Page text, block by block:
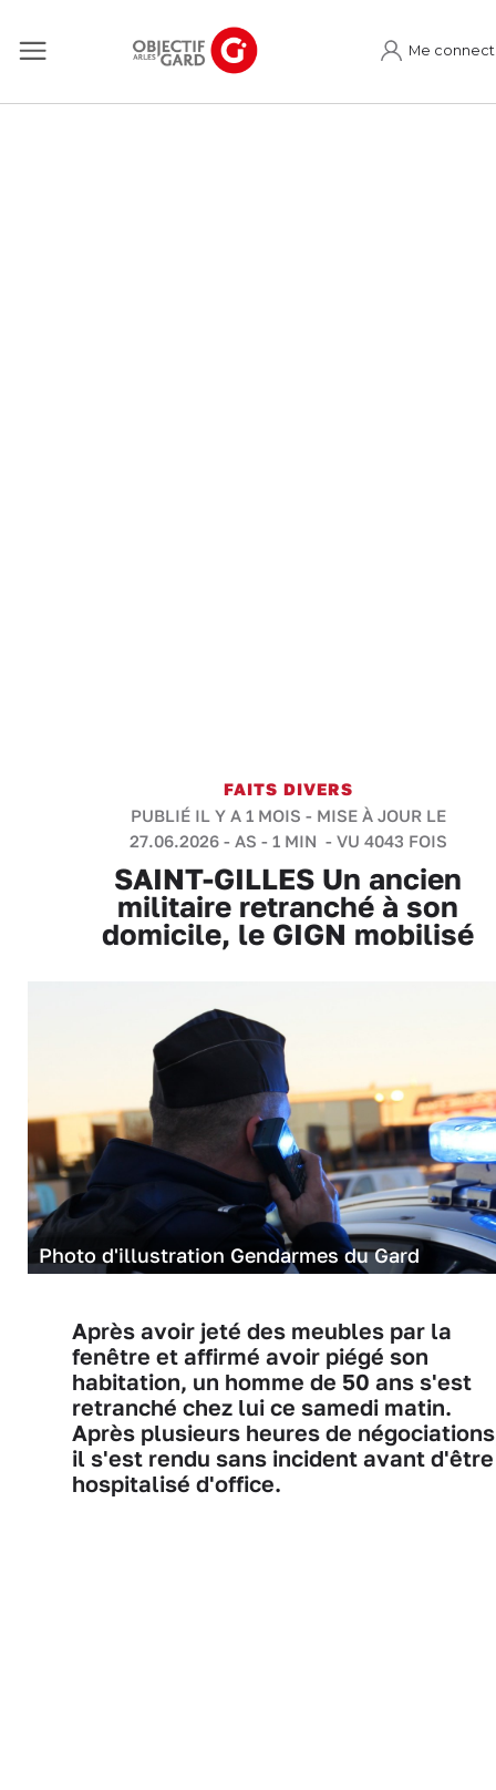
Me
FAITS DIVERS
PUBLIÉ IL Y A 1 MOIS - MISE À JOUR LE
27.06.2026 - AS - 1 MIN - VU 4043 FOIS
SAINT-GILLES Un ancien
militaire retranché à son
domicile, le GIGN mobilisé
Photo d'illustration Gendarmes du Gard
Après avoir jeté des meubles par la
fenêtre et affirmé avoir piégé son
habitation, un homme de 50 ans s'est
retranché chez lui ce samedi matin.
Après plusieurs heures de
il s'est rendu sans incident avant d'être
hospitalisé d'office.